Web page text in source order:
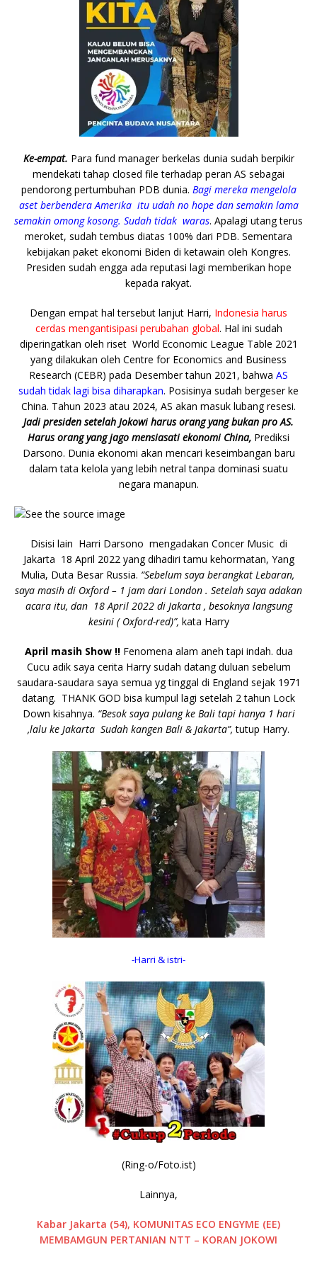
Ke-empat. Para fund manager berkelas dunia sudah berpikir
mendekati tahap closed file terhadap peran AS sebagai
pendorong pertumbuhan PDB dunia. Bagi mereka mengelola
aset berbendera Amerika itu udah no hope dan semakin lama
semakin omong kosong. Sudah tidak waras. Apalagi utang terus
meroket, sudah tembus diatas 100% dari PDB. Sementara
kebijakan paket ekonomi Biden di ketawain oleh Kongres.
Presiden sudah engga ada reputasi lagi memberikan hope
kepada rakyat.
Dengan empat hal tersebut lanjut Harri, Indonesia harus
cerdas mengantisipasi perubahan global. Hal ini sudah
diperingatkan oleh riset World Economic League Table 2021
yang dilakukan oleh Centre for Economics and Business
Research (CEBR) pada Desember tahun 2021, bahwa AS
sudah tidak lagi bisa diharapkan. Posisinya sudah bergeser ke
China. Tahun 2023 atau 2024, AS akan masuk lubang resesi.
Jadi presiden setelah Jokowi harus orang yang bukan pro AS.
Harus orang yang jago mensiasati ekonomi China, Prediksi
Darsono. Dunia ekonomi akan mencari keseimbangan baru
dalam tata kelola yang lebih netral tanpa dominasi suatu
negara manapun.
Disisi lain Harri Darsono mengadakan Concer Music di
Jakarta 18 April 2022 yang dihadiri tamu kehormatan, Yang
Mulia, Duta Besar Russia. “Sebelum saya berangkat Lebaran,
saya masih di Oxford – 1 jam dari London . Setelah saya adakan
acara itu, dan 18 April 2022 di Jakarta , besoknya langsung
kesini ( Oxford-red)”, kata Harry
April masih Show !!Fenomena alam aneh tapi indah. dua
Cucu adik saya cerita Harry sudah datang duluan sebelum
saudara-saudara saya semua yg tinggal di England sejak 1971
datang. THANK GOD bisa kumpul lagi setelah 2 tahun Lock
Down kisahnya. “Besok saya pulang ke Bali tapi hanya 1 hari
,lalu ke Jakarta Sudah kangen Bali & Jakarta”, tutup Harry.
-Harri & istri-
(Ring-o/Foto.ist)
Lainnya,
Kabar Jakarta (54), KOMUNITAS ECO ENGYME (EE)
MEMBAMGUN PERTANIAN NTT – KORAN JOKOWI